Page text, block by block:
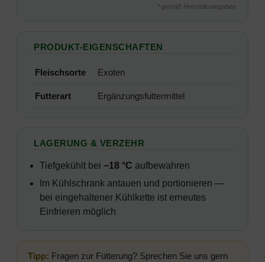
* gemäß Herstellerangaben
PRODUKT-EIGENSCHAFTEN
Fleischsorte Exoten
Futterart Ergänzungsfuttermittel
LAGERUNG & VERZEHR
Tiefgekühlt bei −18 °C aufbewahren
Im Kühlschrank antauen und portionieren —
bei eingehaltener Kühlkette ist erneutes
Einfrieren möglich
Tipp: Fragen zur Fütterung? Sprechen Sie uns gern